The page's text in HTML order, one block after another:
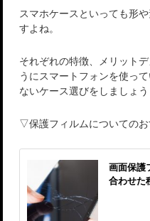
スマホケースといっても形
すよね。
それぞれの特徴、メリット
うにスマートフォンを使っ
ないケース選びをしましょう
▽保護フィルムについてのお
画面保護
合わせた